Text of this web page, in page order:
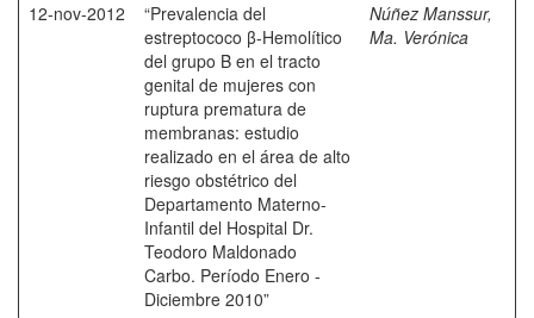
12-nov-2012
“Prevalencia del
estreptococo β-Hemolítico
del grupo B en el tracto
genital de mujeres con
ruptura prematura de
membranas: estudio
realizado en el área de alto
riesgo obstétrico del
Departamento Materno-
Infantil del Hospital Dr.
Teodoro Maldonado
Carbo. Período Enero -
Diciembre 2010”
Núñez Manssur,
Ma. Verónica